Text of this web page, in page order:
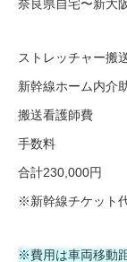
奈良県自宅〜新大
ストレッチャー搬
新幹線ホーム内介
搬送看護師費
手数料
合計230,000円
※新幹線チケット
※費用は車両移動